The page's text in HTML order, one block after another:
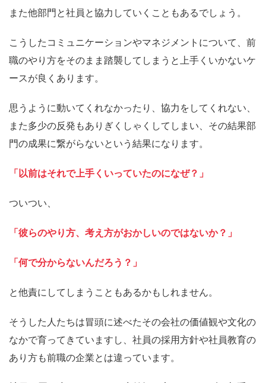
また他部門と社員と協力していくこともあるでしょう。
こうしたコミュニケーションやマネジメントについて、前
職のやり方をそのまま踏襲してしまうと上手くいかないケ
ースが良くあります。
思うように動いてくれなかったり、協力をしてくれない、
また多少の反発もありぎくしゃくしてしまい、その結果部
門の成果に繋がらないという結果になります。
「以前はそれで上手くいっていたのになぜ？」
ついつい、
「彼らのやり方、考え方がおかしいのではないか？」
「何で分からないんだろう？」
と他責にしてしまうこともあるかもしれません。
そうした人たちは冒頭に述べたその会社の価値観や文化の
なかで育ってきていますし、社員の採用方針や社員教育の
あり方も前職の企業とは違っています。